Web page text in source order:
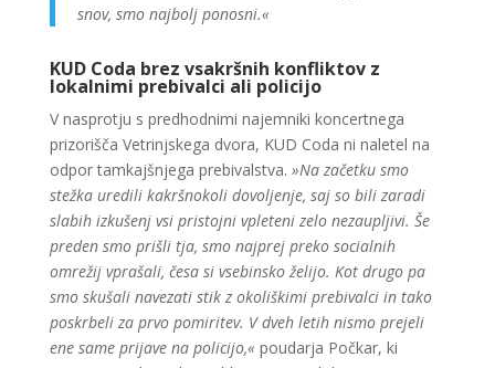
snov, smo najbolj ponosni.«
KUD Coda brez vsakršnih konfliktov z
lokalnimi prebivalci ali policijo
V nasprotju s predhodnimi najemniki koncertnega
prizorišča Vetrinjskega dvora, KUD Coda ni naletel na
odpor tamkajšnjega prebivalstva. »Na začetku smo
stežka uredili kakršnokoli dovoljenje, saj so bili zaradi
slabih izkušenj vsi pristojni vpleteni zelo nezaupljivi. Še
preden smo prišli tja, smo najprej preko socialnih
omrežij vprašali, česa si vsebinsko želijo. Kot drugo pa
smo skušali navezati stik z okoliškimi prebivalci in tako
poskrbeli za prvo pomiritev. V dveh letih nismo prejeli
ene same prijave na policijo,«poudarja Počkar, ki